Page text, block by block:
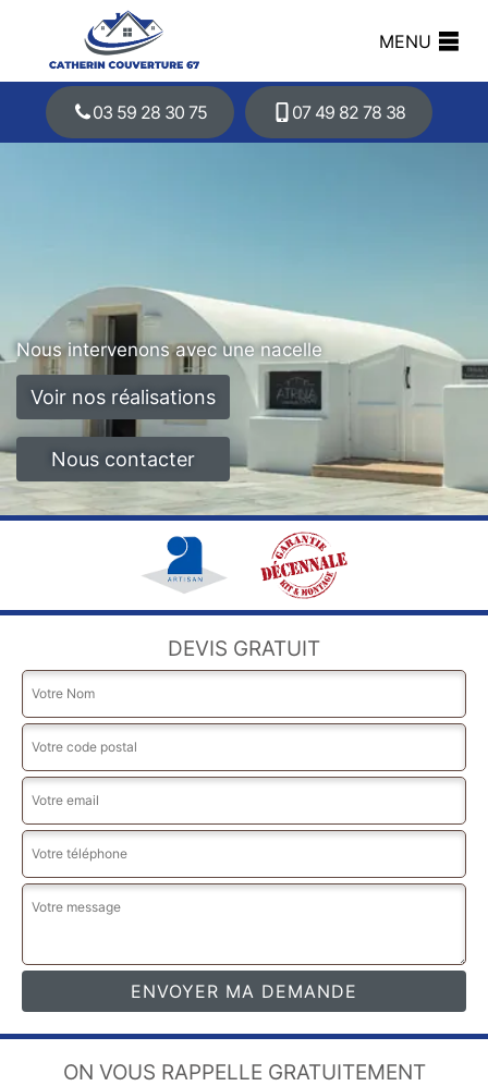
MENU
03 59 28 30 75 07 49 82 78 38
Nous intervenons avec une nacelle
Voir nos réalisations
Nous contacter
DEVIS GRATUIT
ON VOUS RAPPELLE GRATUITEMENT